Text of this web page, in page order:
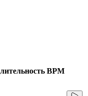
BPM